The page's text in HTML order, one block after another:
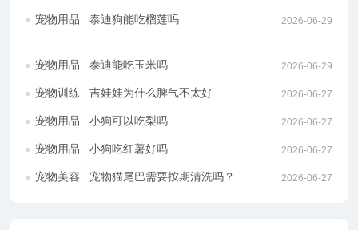
宠物用品 泰迪狗能吃榴莲吗 2026-06-29
宠物用品 泰迪能吃玉米吗 2026-06-29
宠物训练 吉娃娃为什么脾气不太好 2026-06-27
宠物用品 小狗可以吃梨吗 2026-06-27
宠物用品 小狗吃红薯好吗 2026-06-27
宠物美容 宠物猫尾巴需要按期清洗吗？ 2026-06-27